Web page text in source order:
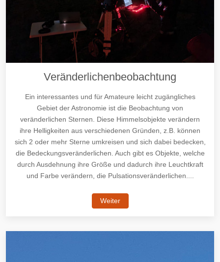
Veränderlichenbeobachtung
Ein interessantes und für Amateure leicht zugängliches
Gebiet der Astronomie ist die Beobachtung von
veränderlichen Sternen. Diese Himmelsobjekte verändern
ihre Helligkeiten aus verschiedenen Gründen, z.B. können
sich 2 oder mehr Sterne umkreisen und sich dabei bedecken,
die Bedeckungsveränderlichen. Auch gibt es Objekte, welche
durch Ausdehnung ihre Größe und dadurch ihre Leuchtkraft
und Farbe verändern, die Pulsationsveränderlichen....
Weiter